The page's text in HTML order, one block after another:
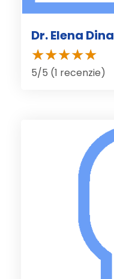
Dr. Elena Dina
5/5 (1 recenzie)